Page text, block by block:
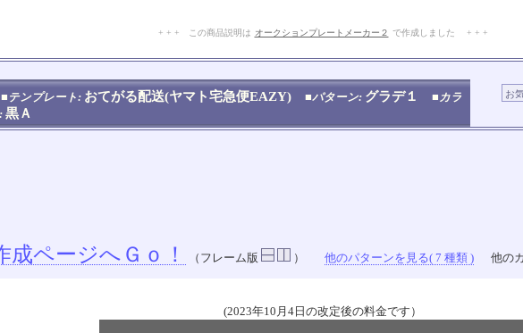
+ + + この商品説明は オークションプレートメーカー２ で作成しました + + +
■テンプレート: おてがる配送(ヤマト宅急便EAZY) ■パターン: グラデ１ ■カラ
黒Ａ
成ページへＧｏ！ （フレーム版 ） 他のパターンを見る( 7 種類 ) 他の
(2023年10月4日の改定後の料金です）